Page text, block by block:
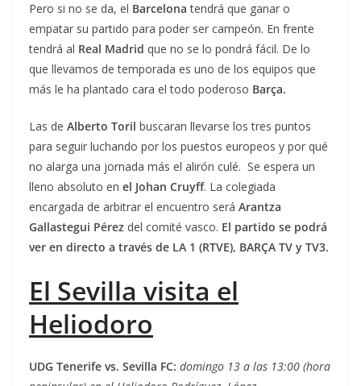
Pero si no se da, el Barcelona tendrá que ganar o
empatar su partido para poder ser campeón. En frente
tendrá al Real Madrid que no se lo pondrá fácil. De lo
que llevamos de temporada es uno de los equipos que
más le ha plantado cara el todo poderoso Barça.
Las de Alberto Toril buscaran llevarse los tres puntos
para seguir luchando por los puestos europeos y por qué
no alarga una jornada más el alirón culé. Se espera un
lleno absoluto en el Johan Cruyff. La colegiada
encargada de arbitrar el encuentro será Arantza
Gallastegui Pérez del comité vasco. El partido se podrá
ver en directo a través de LA 1 (RTVE), BARÇA TV y TV3.
El Sevilla visita el
Heliodoro
UDG Tenerife vs. Sevilla FC: domingo 13 a las 13:00 (hora